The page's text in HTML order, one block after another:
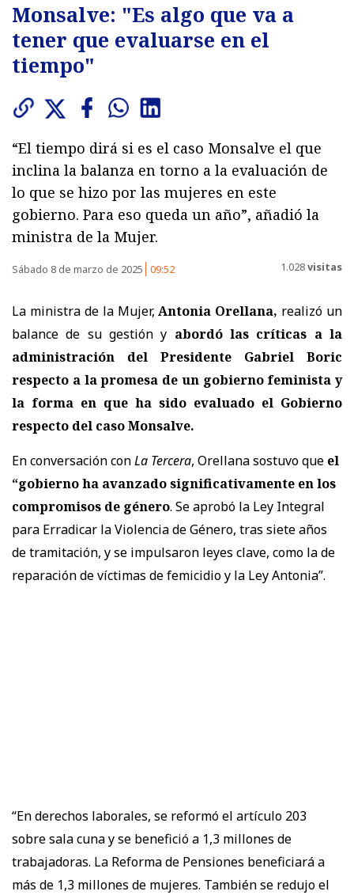
Monsalve: "Es algo que va a
tener que evaluarse en el
tiempo"
“El tiempo dirá si es el caso Monsalve el que
inclina la balanza en torno a la evaluación de
lo que se hizo por las mujeres en este
gobierno. Para eso queda un año”, añadió la
ministra de la Mujer.
Sábado 8 de marzo de 2025 09:52 1.028visitas
La ministra de la Mujer,Antonia Orellana, realizó un
balance de su gestión y abordó las críticas a la
administración del Presidente Gabriel Boric
respecto a la promesa de un gobierno feminista y
la forma en que ha sido evaluado el Gobierno
respecto del caso Monsalve.
En conversación conLa Tercera, Orellana sostuvo que el
“gobierno ha avanzado significativamente en los
compromisos de género. Se aprobó la Ley Integral
para Erradicar la Violencia de Género, tras siete años
de tramitación, y se impulsaron leyes clave, como la de
reparación de víctimas de femicidio y la Ley Antonia”.
“En derechos laborales, se reformó el artículo 203
sobre sala cuna y se benefició a 1,3 millones de
trabajadoras. La Reforma de Pensiones beneficiará a
más de 1,3 millones de mujeres. También se redujo el